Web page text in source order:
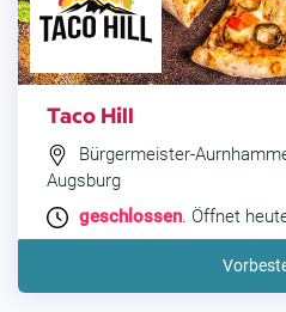
Taco Hill
Bürgermeister-
Augsburg
geschlossen. Öffnet